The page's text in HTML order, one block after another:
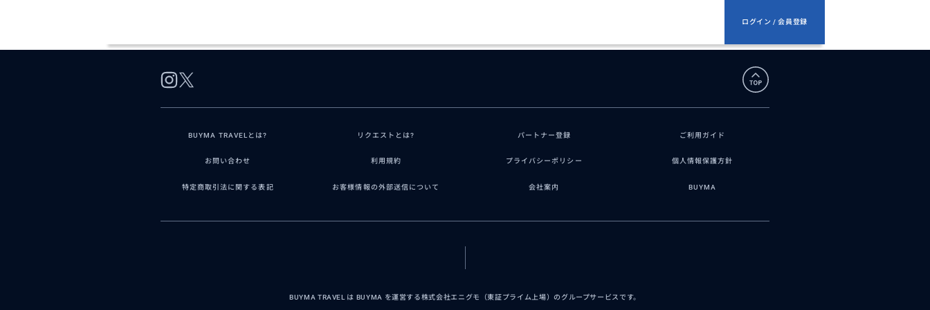
ログイン / 会員登録
BUYMA TRAVELとは? リクエストとは? パートナー登録 ご利用ガイド
お問い合わせ 利用規約 プライバシーポリシー 個人情報保護方針
特定商取引法に関する表記 お客様情報の外部送信について 会社案内 BUYMA
BUYMA TRAVEL は BUYMA を運営する株式会社エニグモ（東証プライム上場）のグループサービスです。